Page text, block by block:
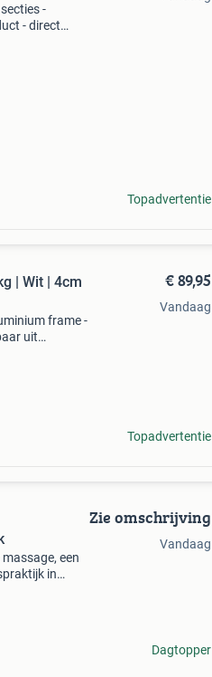
-
- direct
Topadvertentie
| Wit | 4cm
frame -
uit
€ 89,95
Vandaag
Topadvertentie
een
in
Zie omschrijving
Vandaag
Dagtopper